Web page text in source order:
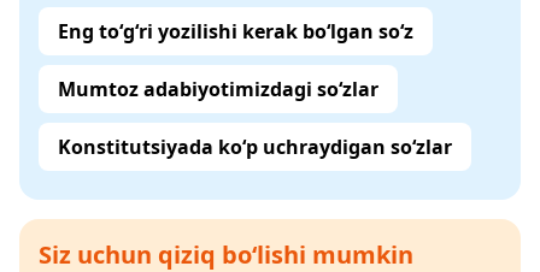
Eng to‘g‘ri yozilishi kerak bo‘lgan so‘z
Mumtoz adabiyotimizdagi so‘zlar
Konstitutsiyada ko‘p uchraydigan so‘zlar
Siz uchun qiziq bo‘lishi mumkin